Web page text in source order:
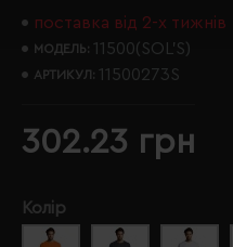
поставка від 2-х тижнів
МОДЕЛЬ: 11500(SOL’S)
АРТИКУЛ: 11500273S
302.23 грн
Колір